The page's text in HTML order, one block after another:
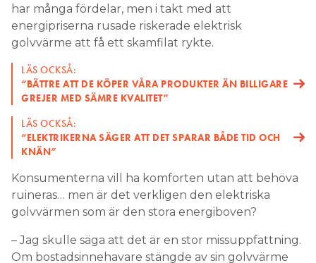
har många fördelar, men i takt med att
energipriserna rusade riskerade elektrisk
golvvärme att få ett skamfilat rykte.
LÄS OCKSÅ:
“BÄTTRE ATT DE KÖPER VÅRA PRODUKTER ÄN BILLIGARE
GREJER MED SÄMRE KVALITET”
LÄS OCKSÅ:
“ELEKTRIKERNA SÄGER ATT DET SPARAR BÅDE TID OCH
KNÄN”
Konsumenterna vill ha komforten utan att behöva
ruineras… men är det verkligen den elektriska
golvvärmen som är den stora energiboven?
– Jag skulle säga att det är en stor missuppfattning.
Om bostadsinnehavare stängde av sin golvvärme